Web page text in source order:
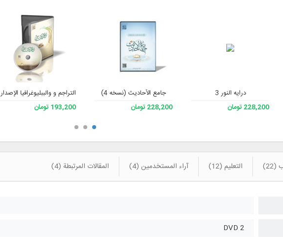
درایه النور 3
228,200 تومان
جامع الأحادیث (نسخه 4)
228,200 تومان
التراجم و والببليوغرافيا الإصدار 3
193,200 تومان
التعليم (12) آراء المستخدمين (4) المقالات المرتبطة (4)
2 DVD